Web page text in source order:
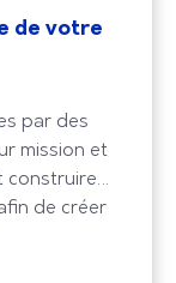
de votre
par des
mission et
construire
de créer